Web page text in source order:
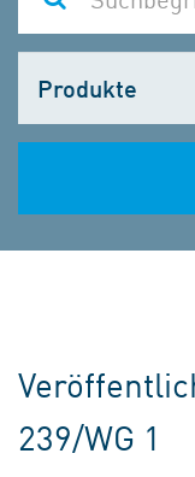
wählen
239/WG 1